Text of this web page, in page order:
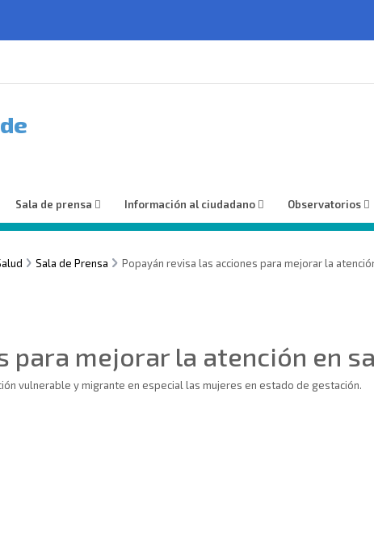
Sala de prensa Información al ciudadano Observatorios
Sala de Prensa Popayán revisa las acciones para mejorar la
para mejorar la atención en
vulnerable y migrante en especial las mujeres en estado de gestación.